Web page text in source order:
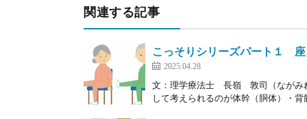
関連する記事
こっそりシリーズパート１
2025.04.28
文：理学療法士 長嶺 敦司（ながみ
して考えられるのが体幹（胴体）・